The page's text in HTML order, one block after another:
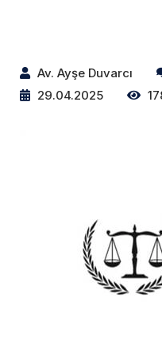
Av. Ayşe Duvarcı
29.04.2025